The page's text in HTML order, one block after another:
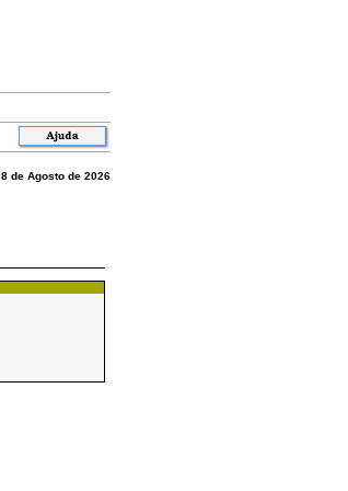
8 de Agosto de 2026